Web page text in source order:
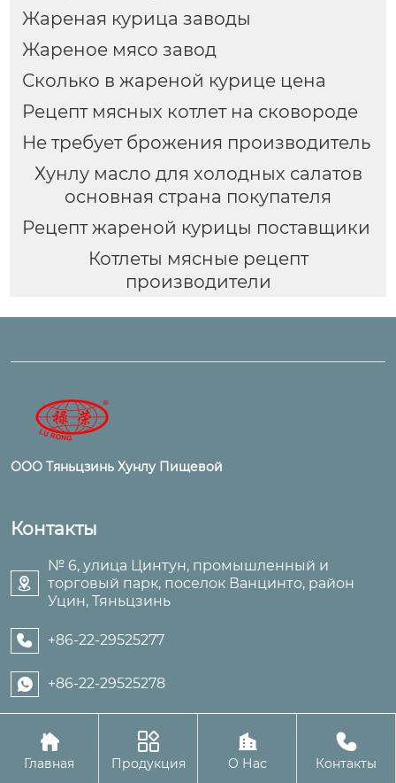
Жареная курица заводы
Жареное мясо завод
Сколько в жареной курице цена
Рецепт мясных котлет на сковороде
Не требует брожения производитель
Хунлу масло для холодных салатов
основная страна покупателя
Рецепт жареной курицы поставщики
Котлеты мясные рецепт
производители
ООО Тяньцзинь Хунлу Пищевой
Контакты

№ 6, улица Цинтун, промышленный и
торговый парк, поселок Ванцинто, район
Уцин, Тяньцзинь
 +86-22-29525277
 +86-22-29525278
Авторское право©ООО Тяньцзинь Хунлу Пищевой

Главная

Продукция

О Нас

Контакты